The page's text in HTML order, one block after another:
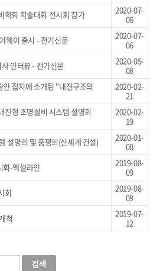
학회 학술대회 전시회 참가
2020-07-
06
웨이 출시 - 전기신문
2020-07-
06
인터뷰 - 전기신문
2020-05-
08
잡지에 소개된 "내진구조의
2020-02-
21
형 조명설비 시스템 설명회
2020-02-
19
설명회 및 품평회(신세계 건설)
2020-01-
08
회-엑셀라인
2019-08-
09
회
2019-08-
09
척
2019-07-
12